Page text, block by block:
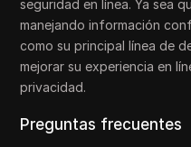
seguridad en línea. Ya sea
manejando información
como su principal línea de
mejorar su experiencia en
privacidad.
Preguntas frecuentes